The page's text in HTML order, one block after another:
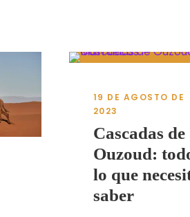
19 DE AGOSTO DE
2023
Cascadas de
Ouzoud:
lo que
saber